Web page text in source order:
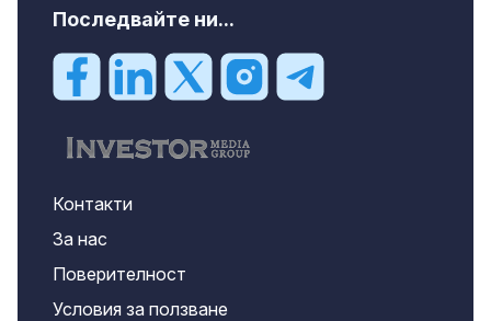
Последвайте ни...
Контакти
За нас
Поверителност
Условия за ползване